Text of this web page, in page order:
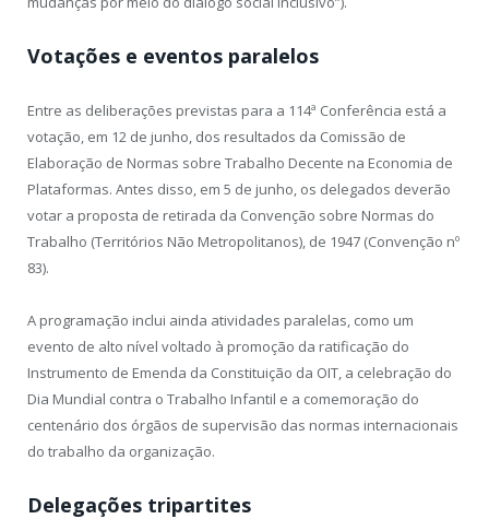
Votações e eventos paralelos
Entre as deliberações previstas para a 114ª Conferência está a
votação, em 12 de junho, dos resultados da Comissão de
Elaboração de Normas sobre Trabalho Decente na Economia de
Plataformas. Antes disso, em 5 de junho, os delegados deverão
votar a proposta de retirada da Convenção sobre Normas do
Trabalho (Territórios Não Metropolitanos), de 1947 (Convenção nº
83).
A programação inclui ainda atividades paralelas, como um
evento de alto nível voltado à promoção da ratificação do
Instrumento de Emenda da Constituição da OIT, a celebração do
Dia Mundial contra o Trabalho Infantil e a comemoração do
centenário dos órgãos de supervisão das normas internacionais
do trabalho da organização.
Delegações tripartites